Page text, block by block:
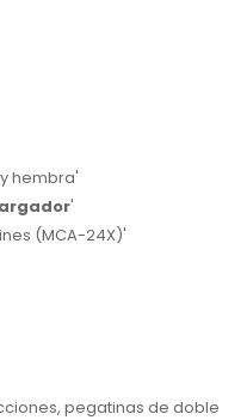
hembra'
'
(MCA-24X)'
pegatinas de doble